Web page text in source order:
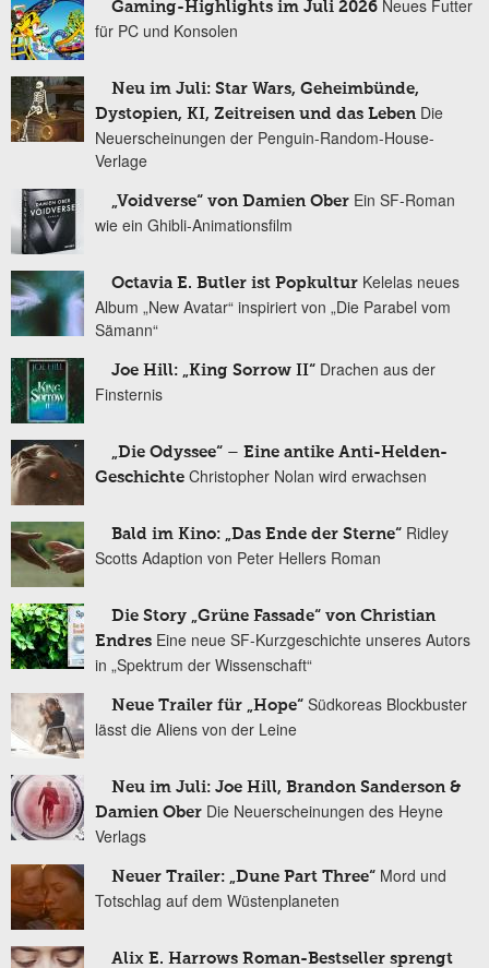
Gaming-Highlights im Juli 2026 Neues Futter
für PC und Konsolen
Neu im Juli: Star Wars, Geheimbünde,
Dystopien, KI, Zeitreisen und das Leben Die
Neuerscheinungen der Penguin-Random-House-
Verlage
„Voidverse“ von Damien Ober Ein SF-Roman
wie ein Ghibli-Animationsfilm
Octavia E. Butler ist Popkultur Kelelas neues
Album „New Avatar“ inspiriert von „Die Parabel vom
Sämann“
Joe Hill: „King Sorrow II“ Drachen aus der
Finsternis
„Die Odyssee“ – Eine antike Anti-Helden-
Geschichte Christopher Nolan wird erwachsen
Bald im Kino: „Das Ende der Sterne“ Ridley
Scotts Adaption von Peter Hellers Roman
Die Story „Grüne Fassade“ von Christian
Endres Eine neue SF-Kurzgeschichte unseres Autors
in „Spektrum der Wissenschaft“
Neue Trailer für „Hope“ Südkoreas Blockbuster
lässt die Aliens von der Leine
Neu im Juli: Joe Hill, Brandon Sanderson &
Damien Ober Die Neuerscheinungen des Heyne
Verlags
Neuer Trailer: „Dune Part Three“ Mord und
Totschlag auf dem Wüstenplaneten
Alix E. Harrows Roman-Bestseller sprengt